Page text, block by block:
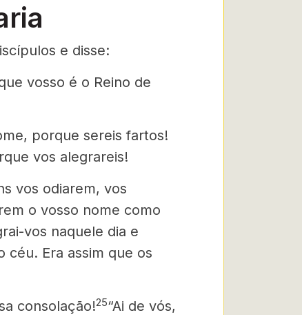
e disse:
vosso é o Reino de
porque sereis fartos!
vos alegrareis!
vos odiarem, vos
o vosso nome como
vos naquele dia e
céu. Era assim que os
consolação!25“Ai de vós,